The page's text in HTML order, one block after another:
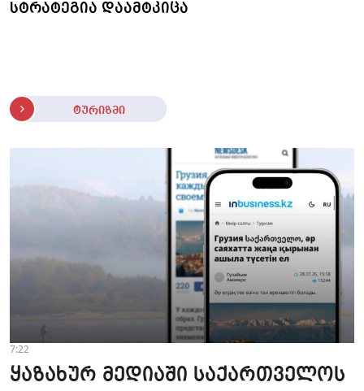
სტრატეგია დაამტკიცა
ტურიზმი
7:22
ყაზახურ მედიაში საქართველოს